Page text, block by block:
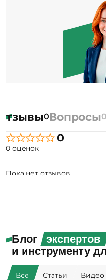
0Вопросы0
0
0 оценок
Пока нет отзывов
Блог экспертов
и инструменту
Все Статьи Видео